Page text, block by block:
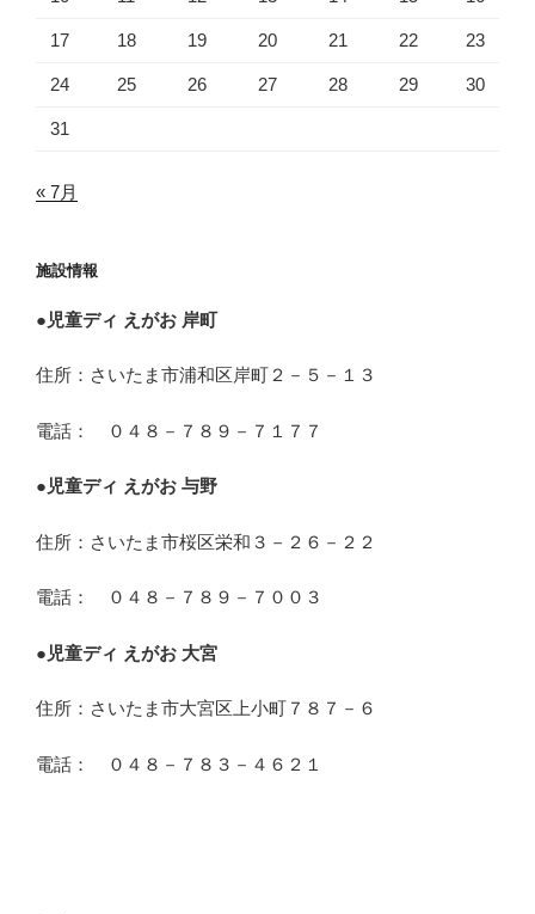
17 18 19 20 21 22 23
24 25 26 27 28 29 30
31
« 7月
施設情報
● 児童ディ えがお 岸町
住所：さいたま市浦和区岸町２－５－１３
電話： ０４８－７８９－７１７７
● 児童ディ えがお 与野
住所：さいたま市桜区栄和３－２６－２２
電話： ０４８－７８９－７００３
● 児童ディ えがお 大宮
住所：さいたま市大宮区上小町７８７－６
電話： ０４８－７８３－４６２１